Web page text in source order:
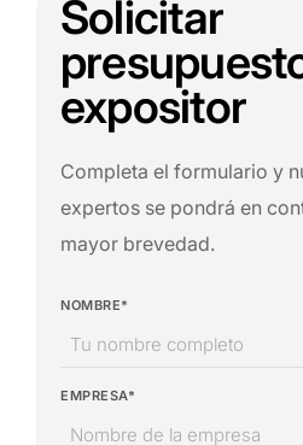
Solicitar
expositor
Completa el formulario y
expertos se pondrá en
mayor brevedad.
NOMBRE*
EMPRESA*